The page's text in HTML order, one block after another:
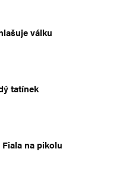
válku
tatínek
na pikolu